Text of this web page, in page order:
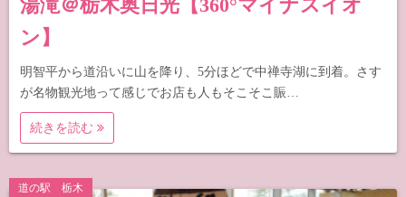
湯滝＠栃木奥日光【360°マイナスイオ
ン】
明智平から道沿いに山を降り、5分ほどで中禅寺湖に到着。さす
が名物観光地って感じでお店も人もそこそこ賑…
続きを読む
道の駅 栃木